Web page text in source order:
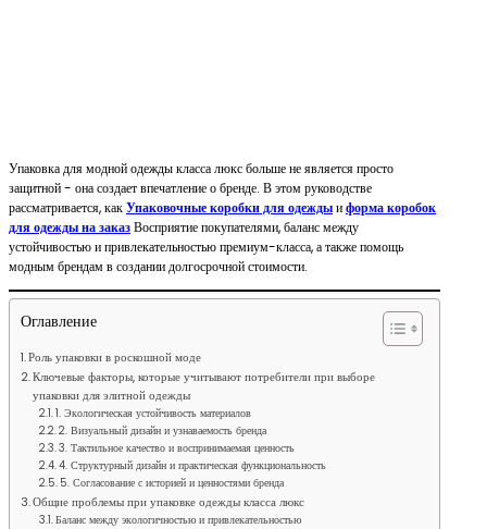
Упаковка для модной одежды класса люкс больше не является просто
защитной - она создает впечатление о бренде. В этом руководстве
рассматривается, какУпаковочные коробки для одеждыиформа коробок
для одежды на заказВосприятие покупателями, баланс между
устойчивостью и привлекательностью премиум-класса, а также помощь
модным брендам в создании долгосрочной стоимости.
Оглавление
Роль упаковки в роскошной моде
Ключевые факторы, которые учитывают потребители при выборе
упаковки для элитной одежды
1. Экологическая устойчивость материалов
2. Визуальный дизайн и узнаваемость бренда
3. Тактильное качество и воспринимаемая ценность
4. Структурный дизайн и практическая функциональность
5. Согласование с историей и ценностями бренда
Общие проблемы при упаковке одежды класса люкс
Баланс между экологичностью и привлекательностью